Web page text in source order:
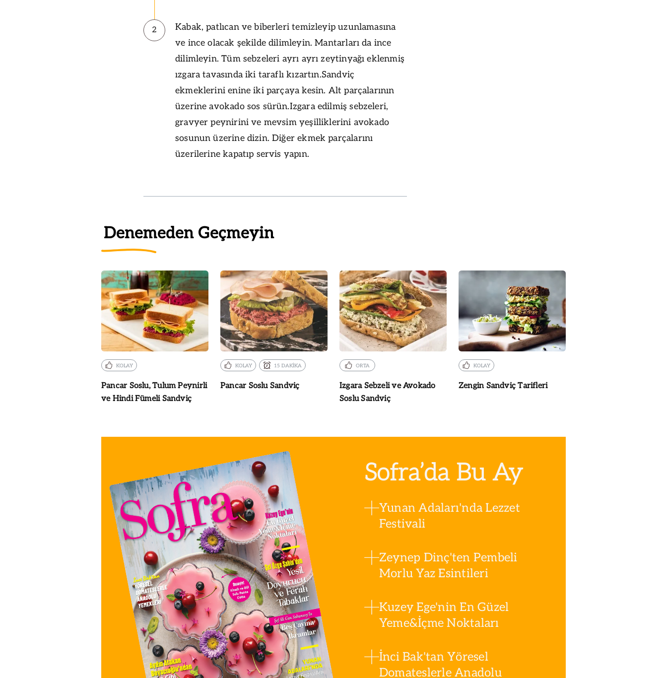
2
Kabak, patlıcan ve biberleri temizleyip uzunlamasına
ve ince olacak şekilde dilimleyin. Mantarları da ince
dilimleyin. Tüm sebzeleri ayrı ayrı zeytinyağı eklenmiş
ızgara tavasında iki taraflı kızartın.Sandviç
ekmeklerini enine iki parçaya kesin. Alt parçalarının
üzerine avokado sos sürün.Izgara edilmiş sebzeleri,
gravyer peynirini ve mevsim yeşilliklerini avokado
sosunun üzerine dizin. Diğer ekmek parçalarını
üzerilerine kapatıp servis yapın.
Denemeden Geçmeyin
KOLAY
Pancar Soslu, Tulum Peynirli
ve Hindi Fümeli Sandviç
KOLAY 15 DAKİKA
Pancar Soslu Sandviç
ORTA
Izgara Sebzeli ve Avokado
Soslu Sandviç
KOLAY
Zengin Sandviç Tarifleri
Sofra’da Bu Ay
Yunan Adaları'nda Lezzet
Festivali
Zeynep Dinç'ten Pembeli
Morlu Yaz Esintileri
Kuzey Ege'nin En Güzel
Yeme&İçme Noktaları
İnci Bak'tan Yöresel
Domateslerle Anadolu